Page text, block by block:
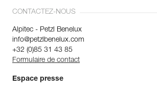
CONTACTEZ-NOUS
Alpitec - Petzl Benelux
info@petzlbenelux.com
+32 (0)85 31 43 85
Formulaire de contact
Espace presse